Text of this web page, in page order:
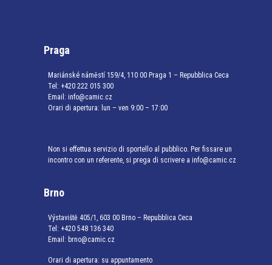
Praga
Mariánské náměstí 159/4, 110 00 Praga 1 – Repubblica Ceca
Tel: +420 222 015 300
Email: info@camic.cz
Orari di apertura: lun – ven 9:00 – 17:00
Non si effettua servizio di sportello al pubblico. Per fissare un
incontro con un referente, si prega di scrivere a info@camic.cz
Brno
Výstaviště 405/1, 603 00 Brno – Repubblica Ceca
Tel: +420 548 136 340
Email: brno@camic.cz
Orari di apertura: su appuntamento